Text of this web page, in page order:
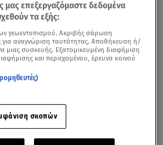
τη βιολογική κτηνοτροφία ανακοίνωσε από τον
/ Γραφείο Τύπου του Πρωθυπουργού
μας επεξεργαζόμαστε δεδομένα
τα εξής:
γεωεντοπισμού. Ακριβής σάρωση
για αναγνώριση ταυτότητας. Αποθήκευση ή/
μιας συσκευής. Εξατομικευμένη διαφήμιση
και περιεχομένου, έρευνα κοινού
σκοπών